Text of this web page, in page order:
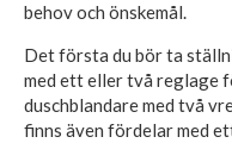
behov och önskemål.
Det första du bör ta
med ett eller två reglage
duschblandare med två
finns även fördelar med